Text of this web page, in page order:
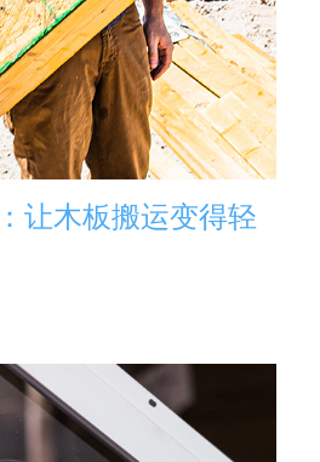
让木板搬运变得轻